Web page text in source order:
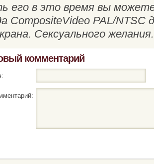
его в это время вы
CompositeVideo PAL/NTSC
Сексуального желания.
комментарий